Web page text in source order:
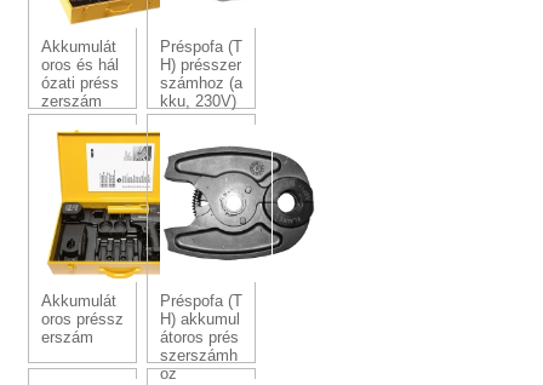
Akkumulát
oros és hál
ózati préss
zerszám
Préspofa (T
H) présszer
számhoz (a
kku, 230V)
Akkumulát
oros préssz
erszám
Préspofa (T
H) akkumul
átoros prés
szerszámh
oz